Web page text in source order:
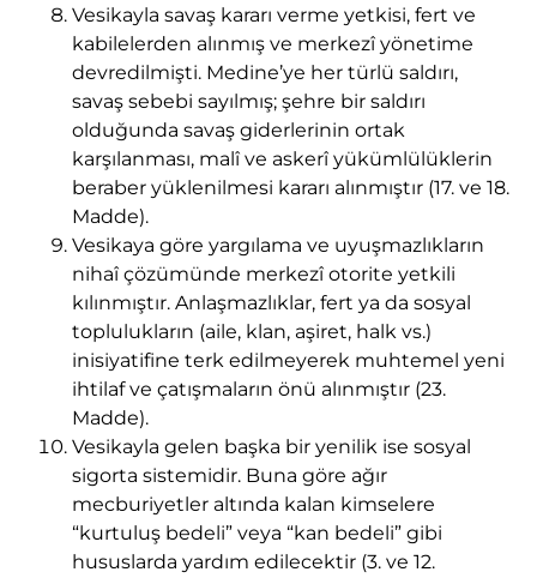
Vesikayla savaş kararı verme yetkisi, fert ve
kabilelerden alınmış ve merkezî yönetime
devredilmişti. Medine’ye her türlü saldırı,
savaş sebebi sayılmış; şehre bir saldırı
olduğunda savaş giderlerinin ortak
karşılanması, malî ve askerî yükümlülüklerin
beraber yüklenilmesi kararı alınmıştır (17. ve 18.
Madde).
Vesikaya göre yargılama ve uyuşmazlıkların
nihaî çözümünde merkezî otorite yetkili
kılınmıştır. Anlaşmazlıklar, fert ya da sosyal
toplulukların (aile, klan, aşiret, halk vs.)
inisiyatifine terk edilmeyerek muhtemel yeni
ihtilaf ve çatışmaların önü alınmıştır (23.
Madde).
Vesikayla gelen başka bir yenilik ise sosyal
sigorta sistemidir. Buna göre ağır
mecburiyetler altında kalan kimselere
“kurtuluş bedeli” veya “kan bedeli” gibi
hususlarda yardım edilecektir (3. ve 12.